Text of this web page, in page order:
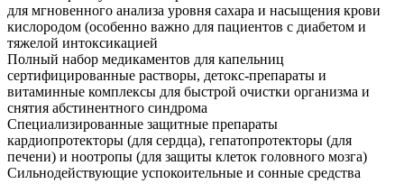
для мгновенного анализа уровня сахара и насыщения крови
кислородом (особенно важно для пациентов с диабетом и
тяжелой интоксикацией
Полный набор медикаментов для капельниц
сертифицированные растворы, детокс-препараты и
витаминные комплексы для быстрой очистки организма и
снятия абстинентного синдрома
Специализированные защитные препараты
кардиопротекторы (для сердца), гепатопротекторы (для
печени) и ноотропы (для защиты клеток головного мозга)
Сильнодействующие успокоительные и сонные средства